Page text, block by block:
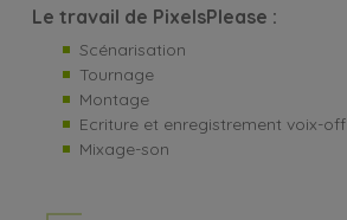
Le travail de PixelsPlease :
Scénarisation
Tournage
Montage
Ecriture et enregistrement voix-off
Mixage-son